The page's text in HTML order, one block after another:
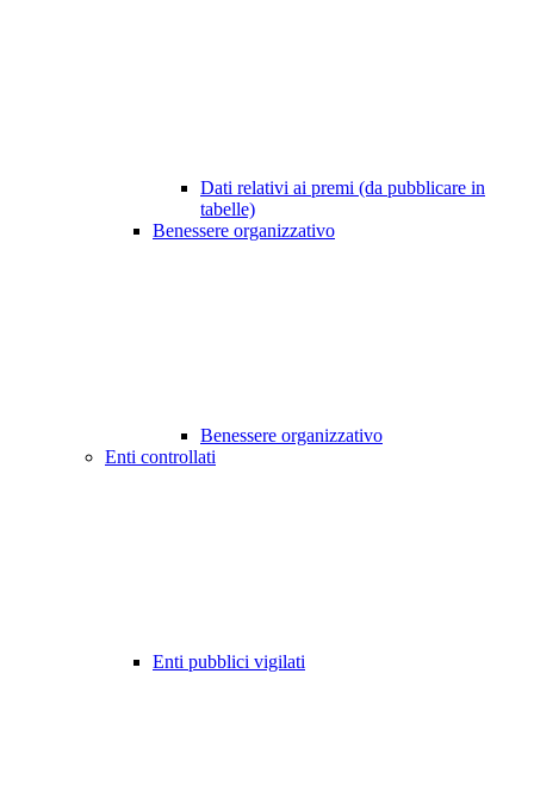
Dati relativi ai premi (da pubblicare in
tabelle)
Benessere organizzativo
Benessere organizzativo
Enti controllati
Enti pubblici vigilati